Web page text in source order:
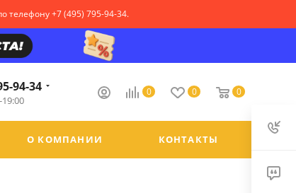
телефону +7 (495) 795-94-34.
0 0 0
94-34
О КОМПАНИИ КОНТАКТЫ